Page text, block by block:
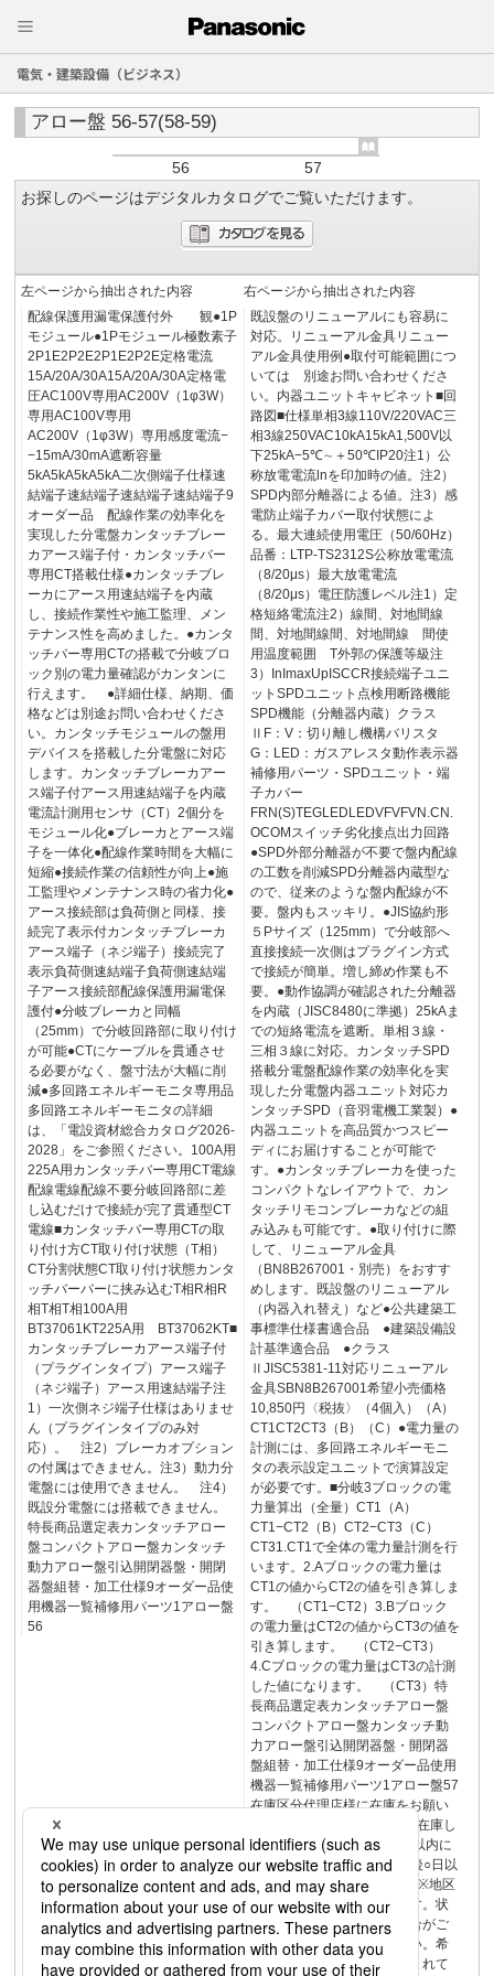
電気・建築設備（ビジネス）
アロー盤 56-57(58-59)
56
57
お探しのページはデジタルカタログでご覧いただけます。
左ページから抽出された内容
配線保護用漏電保護付外 観●1P
モジュール●1Pモジュール極数素子
2P1E2P2E2P1E2P2E定格電流
15A/20A/30A15A/20A/30A定格電
圧AC100V専用AC200V（1φ3W）
専用AC100V専用
AC200V（1φ3W）専用感度電流−
−15mA/30mA遮断容量
5kA5kA5kA5kA二次側端子仕様速
結端子速結端子速結端子速結端子9
オーダー品 配線作業の効率化を
実現した分電盤カンタッチブレー
カアース端子付・カンタッチバー
専用CT搭載仕様●カンタッチブレ
ーカにアース用速結端子を内蔵
し、接続作業性や施工監理、メン
テナンス性を高めました。●カンタ
ッチバー専用CTの搭載で分岐ブロ
ック別の電力量確認がカンタンに
行えます。 ●詳細仕様、納期、価
格などは別途お問い合わせくださ
い。カンタッチモジュールの盤用
デバイスを搭載した分電盤に対応
します。カンタッチブレーカアー
ス端子付アース用速結端子を内蔵
電流計測用センサ（CT）2個分を
モジュール化●ブレーカとアース端
子を一体化●配線作業時間を大幅に
短縮●接続作業の信頼性が向上●施
工監理やメンテナンス時の省力化●
アース接続部は負荷側と同様、接
続完了表示付カンタッチブレーカ
アース端子（ネジ端子）接続完了
表示負荷側速結端子負荷側速結端
子アース接続部配線保護用漏電保
護付●分岐ブレーカと同幅
（25mm）で分岐回路部に取り付け
が可能●CTにケーブルを貫通させ
る必要がなく、盤寸法が大幅に削
減●多回路エネルギーモニタ専用品
多回路エネルギーモニタの詳細
は、「電設資材総合カタログ2026-
2028」をご参照ください。100A用
225A用カンタッチバー専用CT電線
配線電線配線不要分岐回路部に差
し込むだけで接続が完了貫通型CT
電線■カンタッチバー専用CTの取
り付け方CT取り付け状態（T相）
CT分割状態CT取り付け状態カンタ
ッチバーバーに挟み込むT相R相R
相T相T相100A用
BT37061KT225A用 BT37062KT■
カンタッチブレーカアース端子付
（プラグインタイプ）アース端子
（ネジ端子）アース用速結端子注
1）一次側ネジ端子仕様はありませ
ん（プラグインタイプのみ対
応）。 注2）ブレーカオプション
の付属はできません。注3）動力分
電盤には使用できません。 注4）
既設分電盤には搭載できません。
特長商品選定表カンタッチアロー
盤コンパクトアロー盤カンタッチ
動力アロー盤引込開閉器盤・開閉
器盤組替・加工仕様9オーダー品使
用機器一覧補修用パーツ1アロー盤
56
右ページから抽出された内容
既設盤のリニューアルにも容易に
対応。リニューアル金具リニュー
アル金具使用例●取付可能範囲につ
いては 別途お問い合わせくださ
い。内器ユニットキャビネット■回
路図■仕様単相3線110V/220VAC三
相3線250VAC10kA15kA1,500V以
下25kA−5℃∼＋50℃IP20注1）公
称放電電流lnを印加時の値。注2）
SPD内部分離器による値。注3）感
電防止端子カバー取付状態によ
る。最大連続使用電圧（50/60Hz）
品番：LTP-TS2312S公称放電電流
（8/20μs）最大放電電流
（8/20μs）電圧防護レベル注1）定
格短絡電流注2）線間、対地間線
間、対地間線間、対地間線 間使
用温度範囲 T外郭の保護等級注
3）InImaxUpISCCR接続端子ユニ
ットSPDユニット点検用断路機能
SPD機能（分離器内蔵）クラス
ⅡF：V：切り離し機構バリスタ
G：LED：ガスアレスタ動作表示器
補修用パーツ・SPDユニット・端
子カバー
FRN(S)TEGLEDLEDVFVFVN.CN.
OCOMスイッチ劣化接点出力回路
●SPD外部分離器が不要で盤内配線
の工数を削減SPD分離器内蔵型な
ので、従来のような盤内配線が不
要。盤内もスッキリ。●JIS協約形
５Pサイズ（125mm）で分岐部へ
直接接続一次側はプラグイン方式
で接続が簡単。増し締め作業も不
要。●動作協調が確認された分離器
を内蔵（JISC8480に準拠）25kAま
での短絡電流を遮断。単相３線・
三相３線に対応。カンタッチSPD
搭載分電盤配線作業の効率化を実
現した分電盤内器ユニット対応カ
ンタッチSPD（音羽電機工業製）●
内器ユニットを高品質かつスピー
ディにお届けすることが可能で
す。●カンタッチブレーカを使った
コンパクトなレイアウトで、カン
タッチリモコンブレーカなどの組
み込みも可能です。●取り付けに際
して、リニューアル金具
（BN8B267001・別売）をおすす
めします。既設盤のリニューアル
（内器入れ替え）など●公共建築工
事標準仕様書適合品 ●建築設備設
計基準適合品 ●クラス
ⅡJISC5381-11対応リニューアル
金具SBN8B267001希望小売価格
10,850円〈税抜〉（4個入）（A）
CT1CT2CT3（B）（C）●電力量の
計測には、多回路エネルギーモニ
タの表示設定ユニットで演算設定
が必要です。■分岐3ブロックの電
力量算出（全量）CT1（A）
CT1−CT2（B）CT2−CT3（C）
CT31.CT1で全体の電力量計測を行
います。2.Aブロックの電力量は
CT1の値からCT2の値を引き算しま
す。 （CT1−CT2）3.Bブロック
の電力量はCT2の値からCT3の値を
引き算します。 （CT2−CT3）
4.Cブロックの電力量はCT3の計測
した値になります。 （CT3）特
長商品選定表カンタッチアロー盤
コンパクトアロー盤カンタッチ動
力アロー盤引込開閉器盤・開閉器
盤組替・加工仕様9オーダー品使用
機器一覧補修用パーツ1アロー盤57
在庫区分代理店様に在庫をお願い
する商品5メーカーに一定量在庫し
ている商品S受注後○営業日以内に
工場出荷する商品KLM受注後○日以
内に工場出荷する商品HJOP※地区
により積送期間が異なります。状
況により 納期がかかる場合がご
ざいますのでご了承ください。希
望小売価格には消費税は含まれて